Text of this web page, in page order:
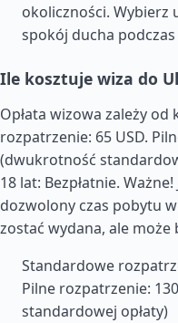
okoliczności. Wybierz
spokój ducha
Ile kosztuje wiza do
Opłata wizowa zależy
rozpatrzenie: 65 USD.
(dwukrotność
18 lat: Bezpłatnie.
dozwolony czas pobytu
zostać wydana, ale może
Standardowe
Pilne rozpatrzenie:
standardowej opłaty)